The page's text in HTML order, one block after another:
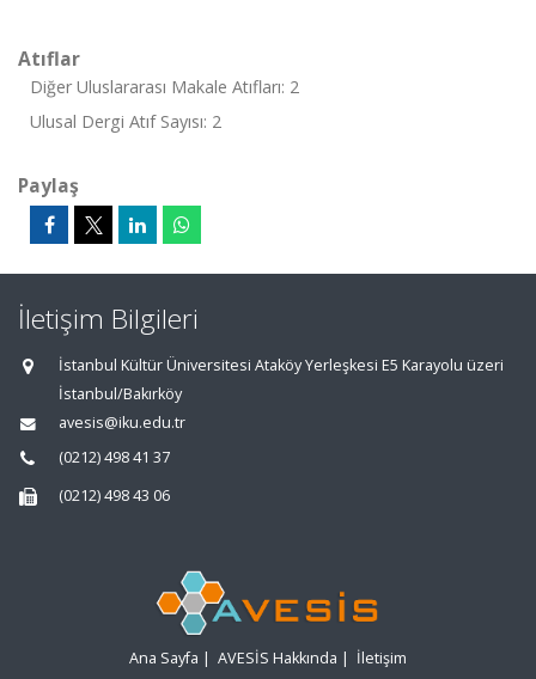
Atıflar
Diğer Uluslararası Makale Atıfları: 2
Ulusal Dergi Atıf Sayısı: 2
Paylaş
İletişim Bilgileri
İstanbul Kültür Üniversitesi Ataköy Yerleşkesi E5 Karayolu üzeri
İstanbul/Bakırköy
avesis@iku.edu.tr
(0212) 498 41 37
(0212) 498 43 06
Ana Sayfa | AVESİS Hakkında | İletişim